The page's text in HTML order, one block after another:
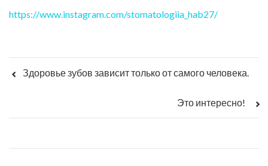
https://www.instagram.com/stomatologiia_hab27/
Здоровье зубов зависит только от самого человека.
Это интересно!